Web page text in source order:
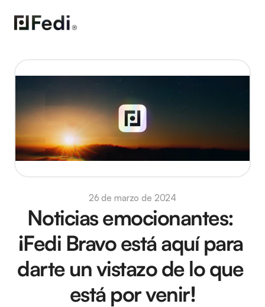
26 de marzo de 2024
Noticias emocionantes:
¡Fedi Bravo está aquí para
darte un vistazo de lo que
está por venir!